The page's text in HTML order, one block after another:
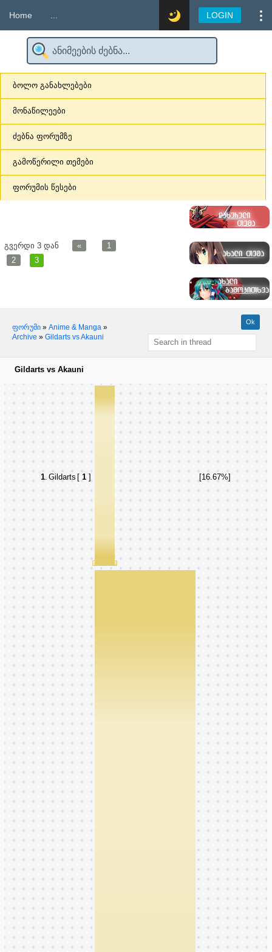
Home LOGIN
ბოლო განახლებები
მონაწილეები
ძებნა ფორუმზე
გამოწერილი თემები
ფორუმის წესები
გვერდი 3 დან «
1
2
3
ფორუმი » Anime & Manga »
Archive » Gildarts vs Akauni
Gildarts vs Akauni
1. Gildarts [ 1 ] [16.67%]